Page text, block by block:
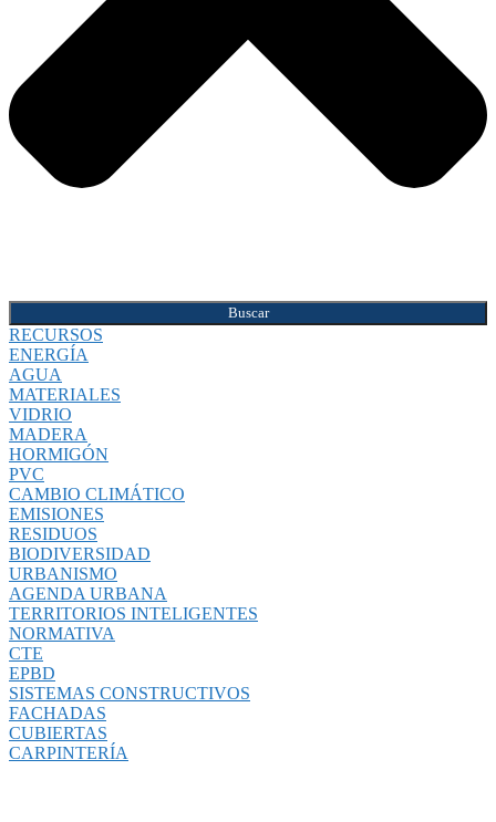
Buscar
RECURSOS
ENERGÍA
AGUA
MATERIALES
VIDRIO
MADERA
HORMIGÓN
PVC
CAMBIO CLIMÁTICO
EMISIONES
RESIDUOS
BIODIVERSIDAD
URBANISMO
AGENDA URBANA
TERRITORIOS INTELIGENTES
NORMATIVA
CTE
EPBD
SISTEMAS CONSTRUCTIVOS
FACHADAS
CUBIERTAS
CARPINTERÍA